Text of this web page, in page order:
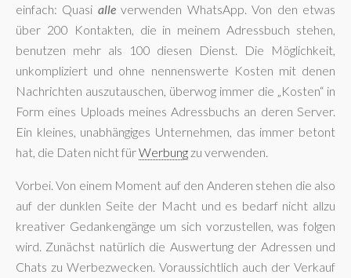
einfach: Quasi alleverwenden WhatsApp. Von den etwas
über 200 Kontakten, die in meinem Adressbuch stehen,
benutzen mehr als 100 diesen Dienst. Die Möglichkeit,
unkompliziert und ohne nennenswerte Kosten mit denen
Nachrichten auszutauschen, überwog immer die „Kosten“ in
Form eines Uploads meines Adressbuchs an deren Server.
Ein kleines, unabhängiges Unternehmen, das immer betont
hat, die Daten nicht fürWerbung zu verwenden.
Vorbei. Von einem Moment auf den Anderen stehen die also
auf der dunklen Seite der Macht und es bedarf nicht allzu
kreativer Gedankengänge um sich vorzustellen, was folgen
wird. Zunächst natürlich die Auswertung der Adressen und
Chats zu Werbezwecken. Voraussichtlich auch der Verkauf